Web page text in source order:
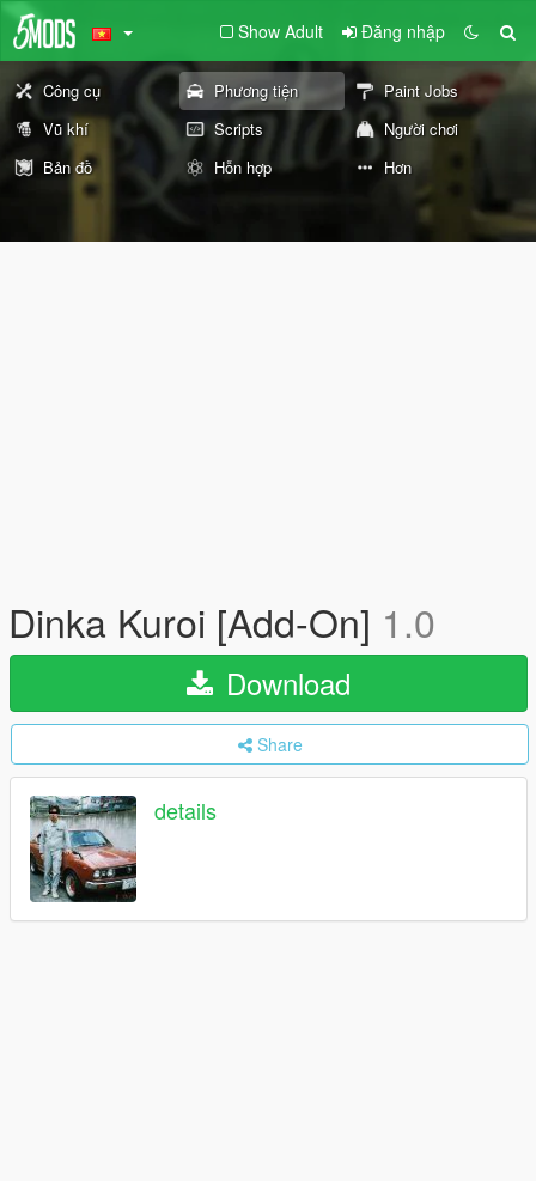
Show Adult Đăng nhập
Công cụ Phương tiện
Paint Jobs
Vũ khí
Scripts
Người chơi
Bản đồ
Hỗn hợp Hơn
Dinka Kuroi [Add-On] 1.0
Download
Share
details